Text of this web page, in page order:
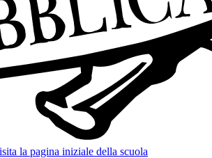
la pagina iniziale della scuola